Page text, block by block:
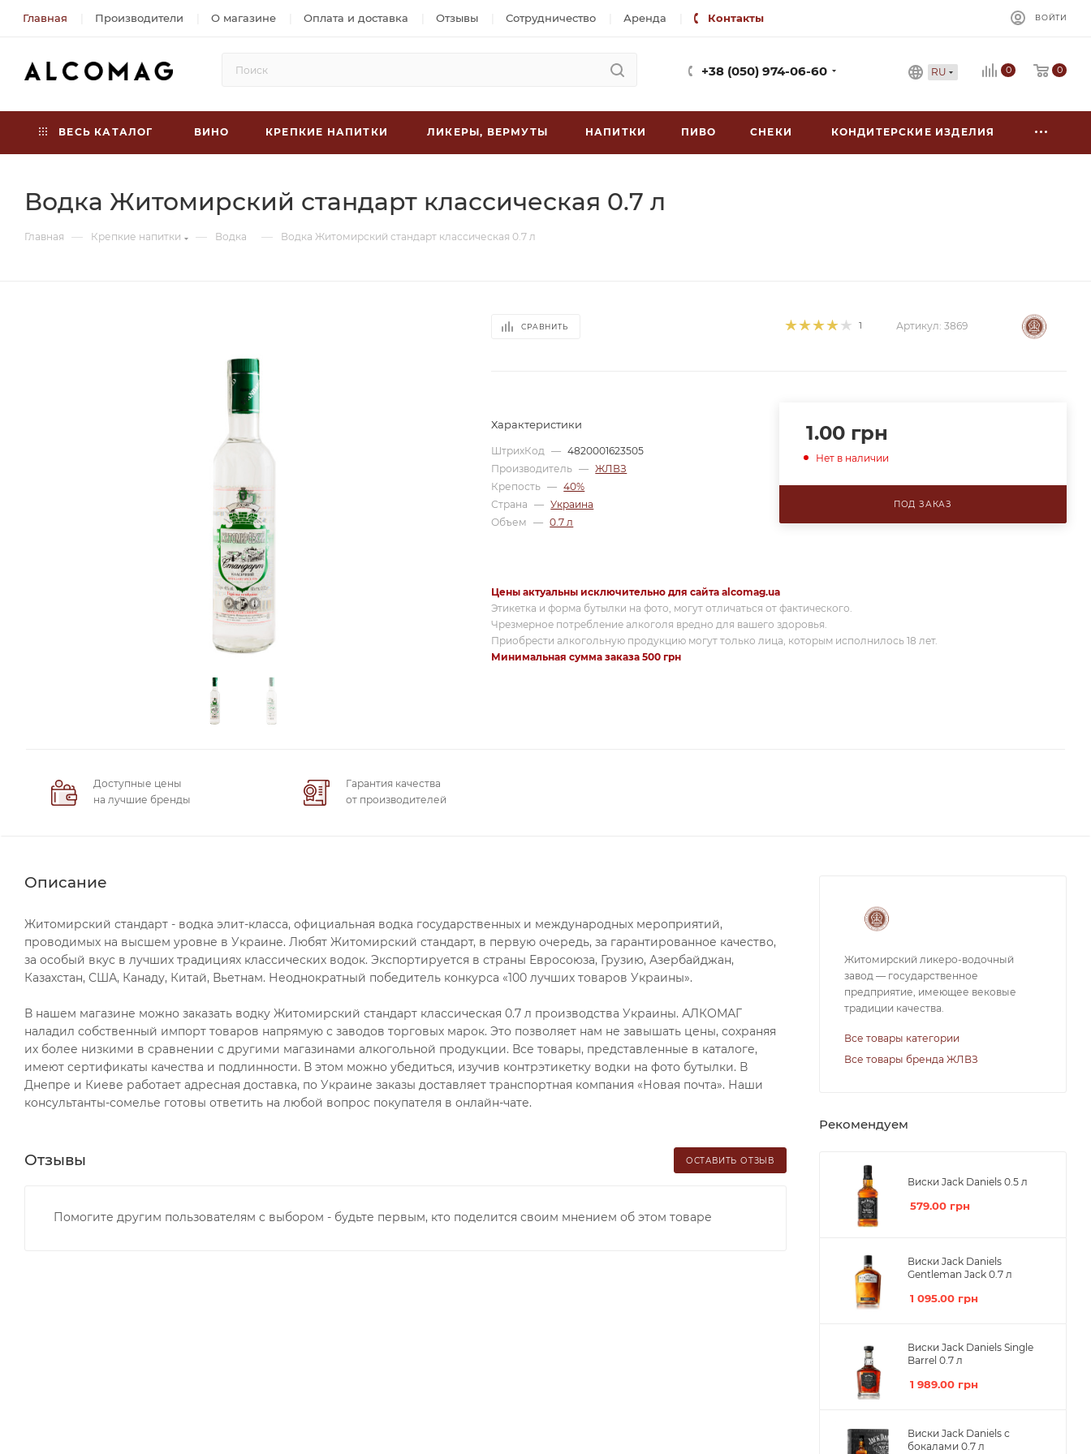
Главная Производители О магазине Оплата и доставка Отзывы Сотрудничество Аренда Контакты ВОЙТИ
+38 (050) 974-06-60 RU 0 0
ВЕСЬ КАТАЛОГ ВИНО КРЕПКИЕ НАПИТКИ ЛИКЕРЫ, ВЕРМУТЫ НАПИТКИ ПИВО СНЕКИ КОНДИТЕРСКИЕ ИЗДЕЛИЯ
Водка Житомирский стандарт классическая 0.7 л
Главная — Крепкие напитки — Водка — Водка Житомирский стандарт классическая 0.7 л
СРАВНИТЬ 1 Артикул: 3869
Характеристики
ШтрихКод — 4820001623505
Производитель — ЖЛВЗ
Крепость — 40%
Страна
— Украина
Объем
— 0.7 л
1.00грн
Нет в наличии
ПОД ЗАКАЗ
Цены актуальны исключительно для сайта alcomag.ua
Этикетка и форма бутылки на фото, могут отличаться от фактического.
Чрезмерное потребление алкоголя вредно для вашего здоровья.
Приобрести алкогольную продукцию могут только лица, которым исполнилось 18 лет.
Минимальная сумма заказа 500 грн
Доступные цены
на лучшие бренды
Гарантия качества
от производителей
Описание
Житомирский стандарт - водка элит-класса, официальная водка государственных и международных мероприятий,
проводимых на высшем уровне в Украине. Любят Житомирский стандарт, в первую очередь, за гарантированное качество,
за особый вкус в лучших традициях классических водок. Экспортируется в страны Евросоюза, Грузию, Азербайджан,
Казахстан, США, Канаду, Китай, Вьетнам. Неоднократный победитель конкурса «100 лучших товаров Украины».
В нашем магазине можно заказать водку Житомирский стандарт классическая 0.7 л производства Украины. АЛКОМАГ
наладил собственный импорт товаров напрямую с заводов торговых марок. Это позволяет нам не завышать цены, сохраняя
их более низкими в сравнении с другими магазинами алкогольной продукции. Все товары, представленные в каталоге,
имеют сертификаты качества и подлинности. В этом можно убедиться, изучив контрэтикетку водки на фото бутылки. В
Днепре и Киеве работает адресная доставка, по Украине заказы доставляет транспортная компания «‎Новая почта». Наши
консультанты-сомелье готовы ответить на любой вопрос покупателя в онлайн-чате.
Отзывы ОСТАВИТЬ ОТЗЫВ
Помогите другим пользователям с выбором - будьте первым, кто поделится своим мнением об этом товаре
Житомирский ликеро-водочный
завод — государственное
предприятие, имеющее вековые
традиции качества.
Все товары категории
Все товары бренда ЖЛВЗ
Рекомендуем
Виски Jack Daniels 0.5 л
579.00 грн
Виски Jack Daniels
Gentleman Jack 0.7 л
1 095.00 грн
Виски Jack Daniels Single
Barrel 0.7 л
1 989.00 грн
Виски Jack Daniels с
бокалами 0.7 л